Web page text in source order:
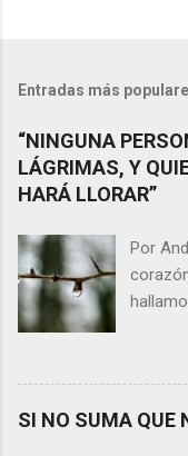
Entradas más
“NINGUNA
LÁGRIMAS, Y
HARÁ LLORAR”
Por
alejan
SI NO SUMA QUE